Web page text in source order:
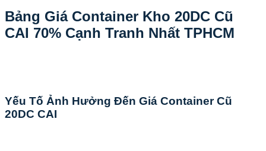
Bảng Giá Container Kho 20DC Cũ
CAI 70% Cạnh Tranh Nhất TPHCM
Yếu Tố Ảnh Hưởng Đến Giá Container Cũ
20DC CAI